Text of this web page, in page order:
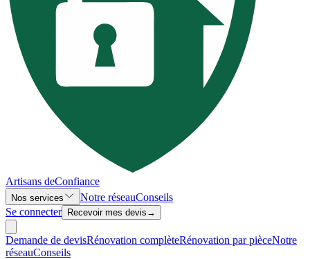
Artisans deConfiance
Nos services Notre réseauConseils
Se connecter
Recevoir mes devis →
Demande de devisRénovation complèteRénovation par pièceNotre
réseauConseils